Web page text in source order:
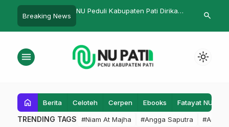
Breaking News
Kabupaten Pati Dirikan
Kesehatan untuk Warga
Banjir
Atlas Wali Songo
Tempur
search
menu light_mode
home Berita Celoteh Cerpen Ebooks Fatayat NU
TRENDING TAGS #Niam At Majha #Angga Saputra #Admin